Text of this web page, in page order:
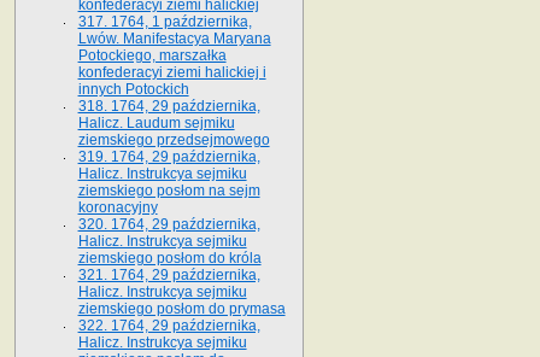
konfederacyi ziemi halickiej
317. 1764, 1 października,
Lwów. Manifestacya Maryana
Potockiego, marszałka
konfederacyi ziemi halickiej i
innych Potockich
318. 1764, 29 października,
Halicz. Laudum sejmiku
ziemskiego przedsejmowego
319. 1764, 29 października,
Halicz. Instrukcya sejmiku
ziemskiego posłom na sejm
koronacyjny
320. 1764, 29 października,
Halicz. Instrukcya sejmiku
ziemskiego posłom do króla
321. 1764, 29 października,
Halicz. Instrukcya sejmiku
ziemskiego posłom do prymasa
322. 1764, 29 października,
Halicz. Instrukcya sejmiku